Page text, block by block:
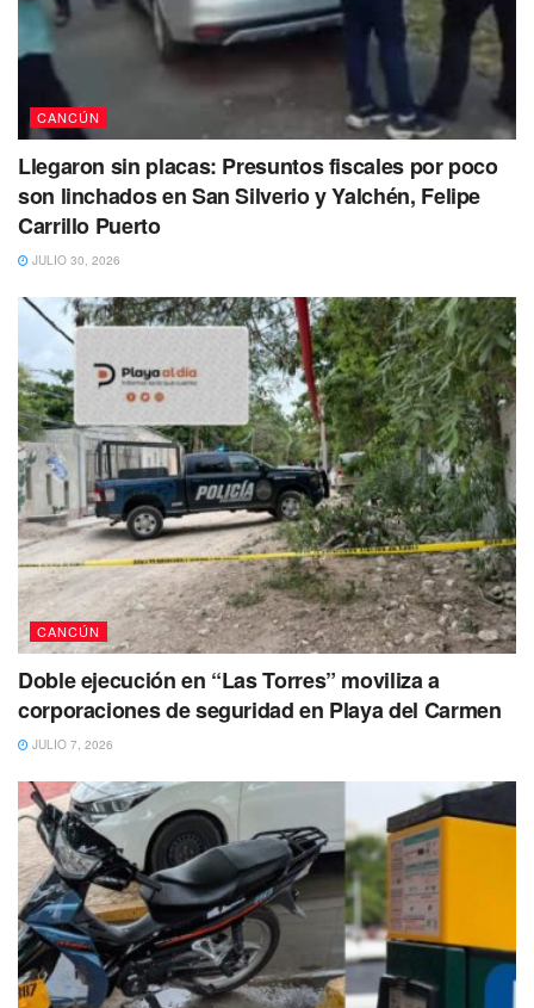
Alfredo Tejero Padilla de 79 años fue visto por última vez
por sus familiares el pasado 27 de marzo de 2023 en el
municipio de José María Morelos en Quintana Roo.
El hombre de la tercera edad fue reportado como
desaparecido el 29 de marzo de 2023. Hasta el momento
se presume como persona no localizada, de tal forma que
se ha activado una ficha de búsqueda en la Fiscalía
General del Estado (FGE).
El menor es de complexión delgada, tez morena, tiene
cabello lacio, café y corto, ojos color café oscuro.
Tiene un peso aproximado de 60 kilogramos y una
estatura de 1.50 centímetros.
Al momento de desaparecer vestía suéter verde, pantalón
de mezclilla azul, huaraches y gorra oscuros.
Si tienes información de su paradero, sus familiares y
autoridades agradecerían mucho que por favor te
comuniques al 998 881 7150 ext.2130.
CANCÚN
Llegaron sin placas: Presuntos fiscales por poco
son linchados en San Silverio y Yalchén, Felipe
Carrillo Puerto
JULIO 30, 2026
CANCÚN
Doble ejecución en “Las Torres” moviliza a
corporaciones de seguridad en Playa del Carmen
JULIO 7, 2026